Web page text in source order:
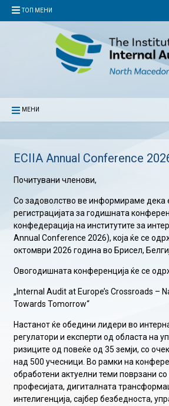
ТОП МЕНИ
МЕНИ
ECIIA Annual Conference
Почитувани членови,
Со задоволство ве информираме дека
регистрацијата за годишната
конфедерација на институтите за
Annual Conference 2026), која ќе се
октомври 2026 година во Брисел,
Овогодишната конференција ќе се
„Internal Audit at Europe’s Crossroads –
Towards Tomorrow“
Настанот ќе обедини лидери во
регулатори и експерти од областа на
ризиците од повеќе од 35 земји, со
над 500 учесници. Во рамки на
обработени актуелни теми поврзани
професијата, дигиталната
интелигенција, сајбер безбедноста,